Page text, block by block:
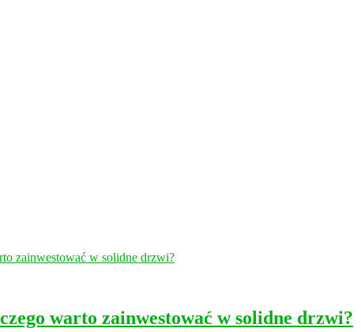
warto zainwestować w solidne drzwi?